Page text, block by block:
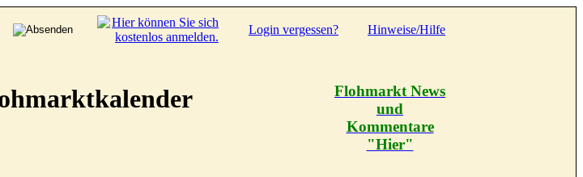
Login vergessen? Hinweise/Hilfe
Flohmarkt News
und
Kommentare
"Hier"